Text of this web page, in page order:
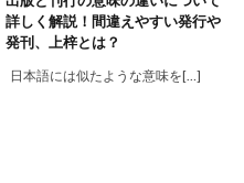
詳しく解説！間違えやすい発行や
発刊、上梓とは？
日本語には似たような意味を[…]